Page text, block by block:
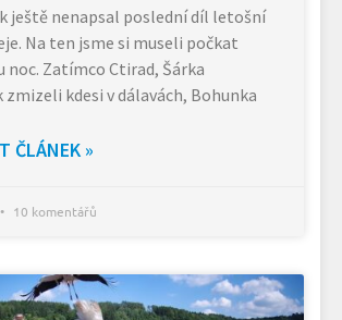
ještě nenapsal poslední díl letošní
Na ten jsme si museli počkat
noc. Zatímco Ctirad, Šárka
zmizeli kdesi v dálavách, Bohunka
ČLÁNEK »
10 komentářů